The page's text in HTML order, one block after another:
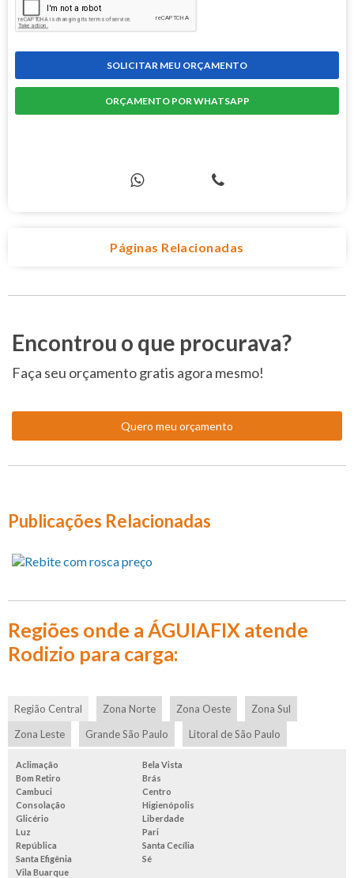
SOLICITAR MEU ORÇAMENTO
ORÇAMENTO POR WHATSAPP
Páginas Relacionadas
Encontrou o que procurava?
Faça seu orçamento gratis agora mesmo!
Quero meu orçamento
Publicações Relacionadas
Regiões onde a ÁGUIAFIX atende
Rodizio para carga:
Região Central Zona Norte Zona Oeste
Zona Sul
Zona Leste
Grande São Paulo Litoral de São Paulo
Aclimação
Bela Vista
Bom Retiro
Brás
Cambuci
Centro
Consolação
Higienópolis
Glicério
Liberdade
Luz
Pari
República
Santa Cecília
Santa Efigênia
Sé
Vila Buarque